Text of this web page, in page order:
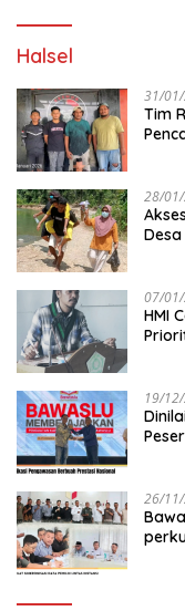
Halsel
31/
Tim
28/
07/
HMI
19/
26/